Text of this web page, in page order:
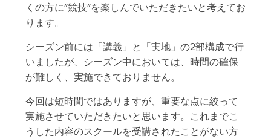
くの方に”競技”を楽しんでいただきたいと考えてお
ります。
シーズン前には「講義」と「実地」の2部構成で行
いましたが、シーズン中においては、時間の確保
が難しく、実施できておりません。
今回は短時間ではありますが、重要な点に絞って
実施させていただきたいと思います。これまでこ
うした内容のスクールを受講されたことがない方